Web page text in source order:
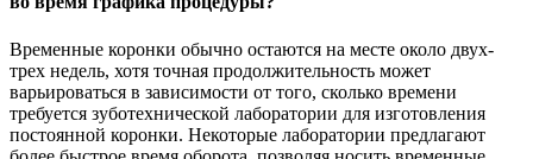
Временные коронки обычно остаются на месте около двух-
трех недель, хотя точная продолжительность может
варьироваться в зависимости от того, сколько времени
требуется зуботехнической лаборатории для изготовления
постоянной коронки. Некоторые лаборатории предлагают